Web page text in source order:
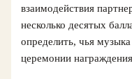
взаимодействия
несколько десятых
определить, чья
церемонии